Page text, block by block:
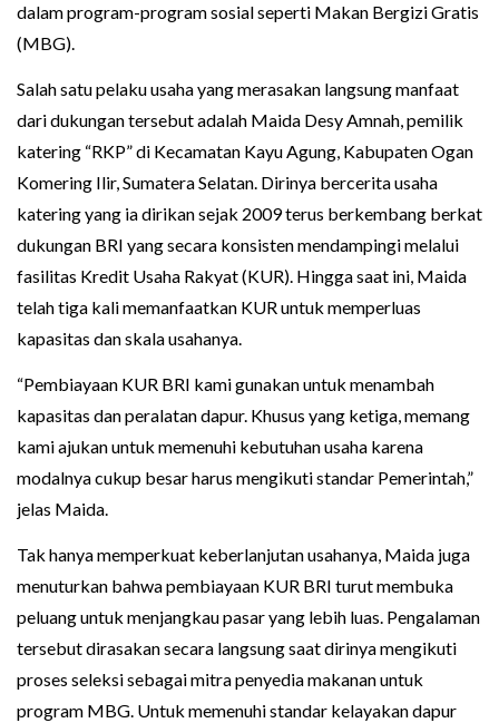
dalam program-program sosial seperti Makan Bergizi Gratis
(MBG).
Salah satu pelaku usaha yang merasakan langsung manfaat
dari dukungan tersebut adalah Maida Desy Amnah, pemilik
katering “RKP” di Kecamatan Kayu Agung, Kabupaten Ogan
Komering Ilir, Sumatera Selatan. Dirinya bercerita usaha
katering yang ia dirikan sejak 2009 terus berkembang berkat
dukungan BRI yang secara konsisten mendampingi melalui
fasilitas Kredit Usaha Rakyat (KUR). Hingga saat ini, Maida
telah tiga kali memanfaatkan KUR untuk memperluas
kapasitas dan skala usahanya.
“Pembiayaan KUR BRI kami gunakan untuk menambah
kapasitas dan peralatan dapur. Khusus yang ketiga, memang
kami ajukan untuk memenuhi kebutuhan usaha karena
modalnya cukup besar harus mengikuti standar Pemerintah,”
jelas Maida.
Tak hanya memperkuat keberlanjutan usahanya, Maida juga
menuturkan bahwa pembiayaan KUR BRI turut membuka
peluang untuk menjangkau pasar yang lebih luas. Pengalaman
tersebut dirasakan secara langsung saat dirinya mengikuti
proses seleksi sebagai mitra penyedia makanan untuk
program MBG. Untuk memenuhi standar kelayakan dapur